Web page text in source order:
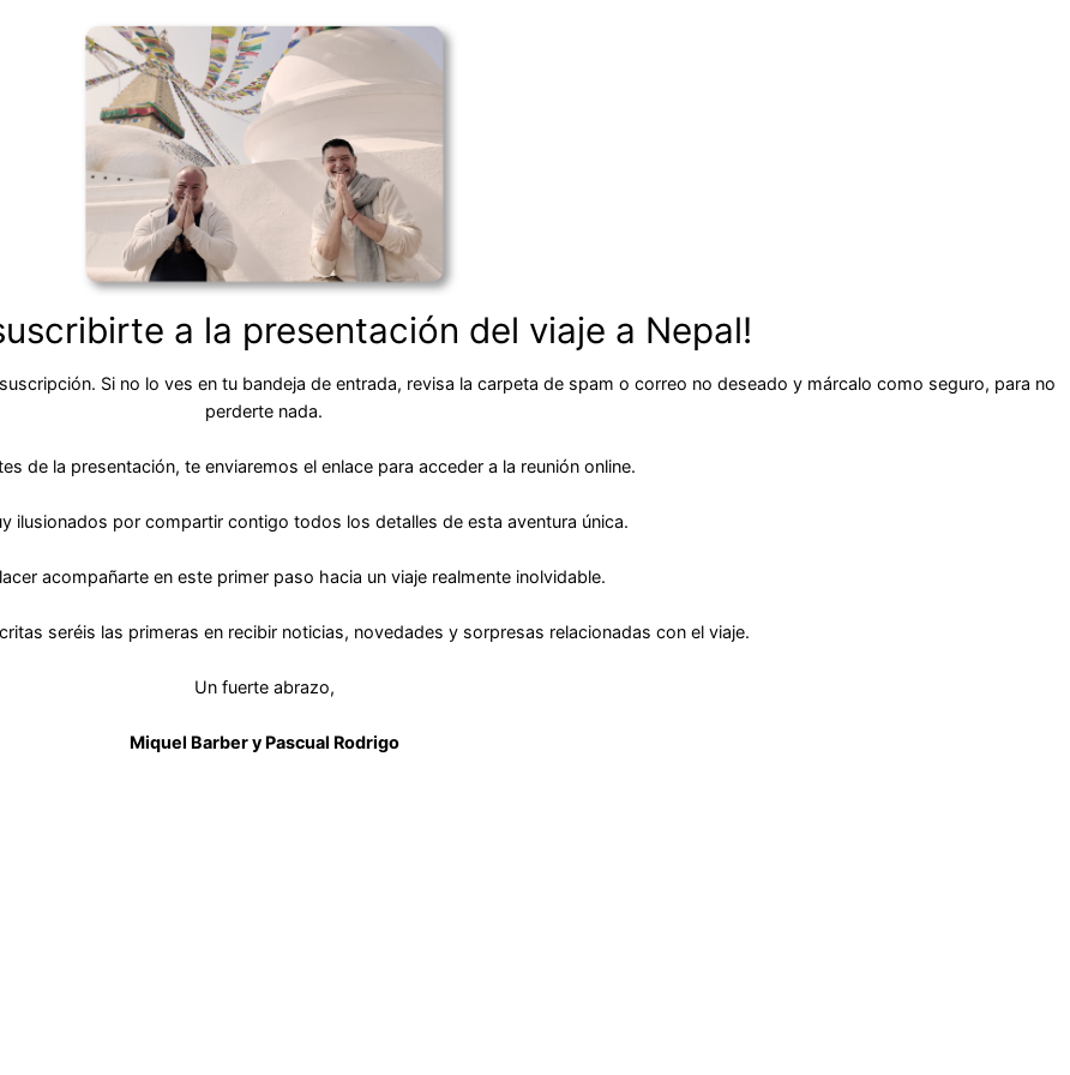
a la presentación del viaje a Nepal!
Si no lo ves en tu bandeja de entrada, revisa la carpeta de spam o correo no deseado y márcalo como seguro, para no
perderte nada.
de la presentación, te enviaremos el enlace para acceder a la reunión online.
ilusionados por compartir contigo todos los detalles de esta aventura única.
acompañarte en este primer paso hacia un viaje realmente inolvidable.
seréis las primeras en recibir noticias, novedades y sorpresas relacionadas con el viaje.
Un fuerte abrazo,
Miquel Barber y Pascual Rodrigo